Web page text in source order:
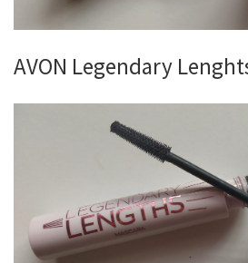
AVON Legendary